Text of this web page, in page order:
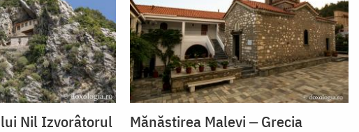
Nil Izvorâtorul
Mănăstirea Malevi ‒ Grecia